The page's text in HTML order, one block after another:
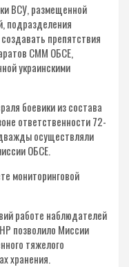
ВСУ, размещенной
подразделения
препятствия
СММ ОБСЕ,
украинскими
боевики из состава
ответственности 72-
осуществляли
ОБСЕ.
мониторинговой
работе наблюдателей
позволило Миссии
тяжелого
хранения.